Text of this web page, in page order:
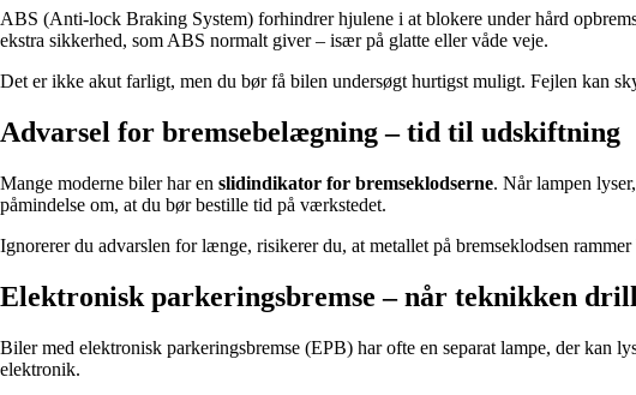
ABS (Anti-lock Braking System) forhindrer hjulene i at blokere under hård
ekstra sikkerhed, som ABS normalt giver – især på glatte eller våde veje.
Det er ikke akut farligt, men du bør få bilen undersøgt hurtigst muligt. Fejlen kan
Advarsel for bremsebelægning – tid til udskiftning
Mange moderne biler har en slidindikator for bremseklodserne. Når lampen
påmindelse om, at du bør bestille tid på værkstedet.
Ignorerer du advarslen for længe, risikerer du, at metallet på bremseklodsen
Elektronisk parkeringsbremse – når teknikken
Biler med elektronisk parkeringsbremse (EPB) har ofte en separat lampe, der kan
elektronik.